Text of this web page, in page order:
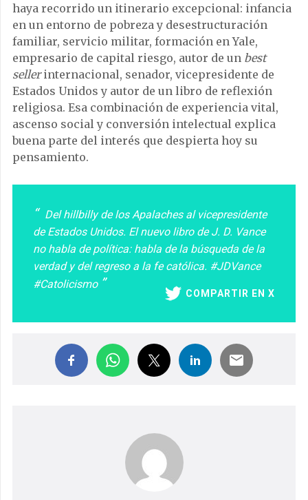
haya recorrido un itinerario excepcional: infancia
en un entorno de pobreza y desestructuración
familiar, servicio militar, formación en Yale,
empresario de capital riesgo, autor de un best
sellerinternacional, senador, vicepresidente de
Estados Unidos y autor de un libro de reflexión
religiosa. Esa combinación de experiencia vital,
ascenso social y conversión intelectual explica
buena parte del interés que despierta hoy su
pensamiento.
Del hillbilly de los Apalaches al vicepresidente
de Estados Unidos. El nuevo libro de J. D. Vance
no habla de política: habla de la búsqueda de la
verdad y del regreso a la fe católica. #JDVance
#Catolicismo
COMPARTIR EN X